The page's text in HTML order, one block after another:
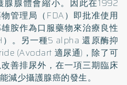
腺腺體會縮小。因此在1992
管理局（FDA）即批准使用
胺作為口服藥物來治療良性
。另一種5 alpha 還原酶抑
(Avodart 適尿通)，除了可
善排尿外，在一項三期臨床
減少攝護腺癌的發生。